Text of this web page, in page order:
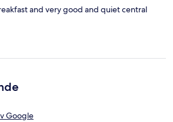
and very good and quiet central
Google